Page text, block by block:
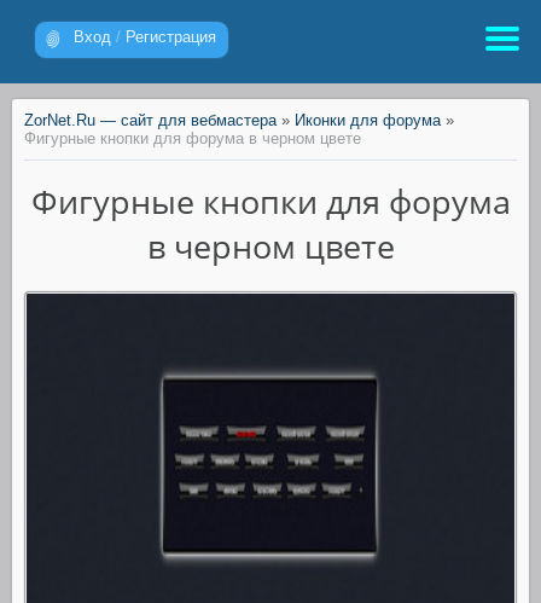
Вход / Регистрация
ZorNet.Ru — сайт для вебмастера» Иконки для форума»
Фигурные кнопки для форума в черном цвете
Фигурные кнопки для форума
в черном цвете